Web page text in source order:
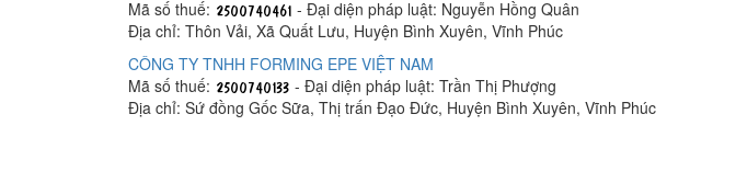
Mã số thuế:
- Đại diện pháp luật: Nguyễn Hồng Quân
Địa chỉ: Thôn Vải, Xã Quất Lưu, Huyện Bình Xuyên, Vĩnh Phúc
CÔNG TY TNHH FORMING EPE VIỆT NAM
Mã số thuế:
- Đại diện pháp luật: Trần Thị Phượng
Địa chỉ: Sứ đồng Gốc Sữa, Thị trấn Đạo Đức, Huyện Bình Xuyên, Vĩnh Phúc